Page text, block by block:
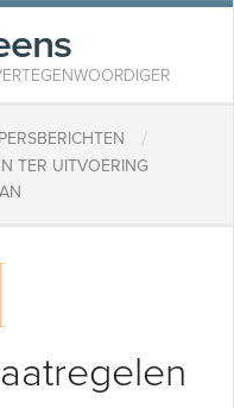
PERSBERICHTEN /
TER UITVOERING